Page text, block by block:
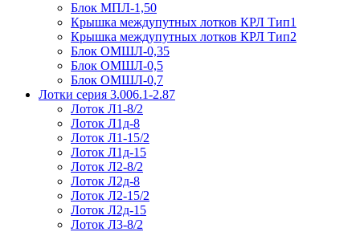
Блок МПЛ-1,50
Крышка междупутных лотков КРЛ Тип1
Крышка междупутных лотков КРЛ Тип2
Блок ОМШЛ-0,35
Блок ОМШЛ-0,5
Блок ОМШЛ-0,7
Лотки серия 3.006.1-2.87
Лоток Л1-8/2
Лоток Л1д-8
Лоток Л1-15/2
Лоток Л1д-15
Лоток Л2-8/2
Лоток Л2д-8
Лоток Л2-15/2
Лоток Л2д-15
Лоток Л3-8/2